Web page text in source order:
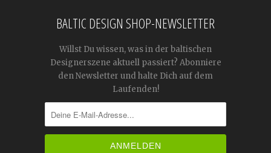
BALTIC DESIGN SHOP-NEWSLETTER
Willst Du wissen, was in der baltischen
Designerszene aktuell passiert? Abonniere
den Newsletter und halte Dich auf dem
Laufenden!